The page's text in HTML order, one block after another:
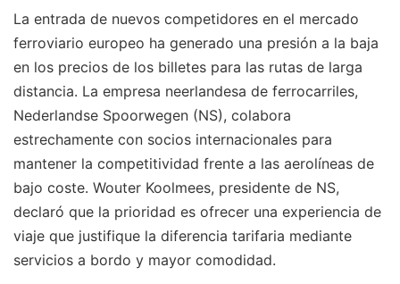
La entrada de nuevos competidores en el mercado
ferroviario europeo ha generado una presión a la baja
en los precios de los billetes para las rutas de larga
distancia. La empresa neerlandesa de ferrocarriles,
Nederlandse Spoorwegen (NS), colabora
estrechamente con socios internacionales para
mantener la competitividad frente a las aerolíneas de
bajo coste. Wouter Koolmees, presidente de NS,
declaró que la prioridad es ofrecer una experiencia de
viaje que justifique la diferencia tarifaria mediante
servicios a bordo y mayor comodidad.